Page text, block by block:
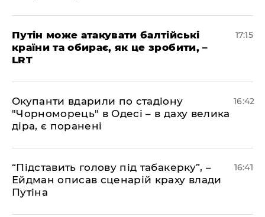
​Путін може атакувати балтійські
країни та обирає, як це зробити, –
LRT
17:15
​Окупанти вдарили по стадіону
"Чорноморець" в Одесі – в даху велика
діра, є поранені
16:42
​“Підставить голову під табакерку”, –
Ейдман описав сценарій краху влади
Путіна
16:41